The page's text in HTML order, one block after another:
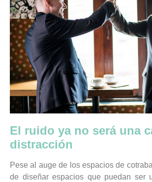
El ruido ya no será una
distracción
Pese al auge de los espacios de
de diseñar espacios que puedan ser